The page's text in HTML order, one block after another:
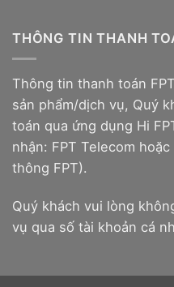
THÔNG TIN THANH
Thông tin thanh toán
sản phẩm/dịch vụ, Quý
toán qua ứng dụng Hi
nhận: FPT Telecom
thông FPT).
Quý khách vui lòng
vụ qua số tài khoản cá